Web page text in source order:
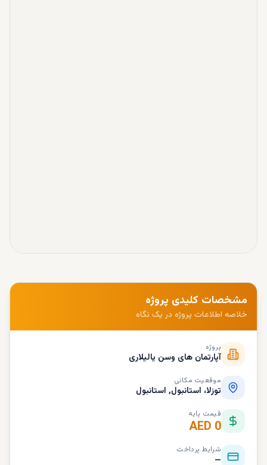
مشخصات کلیدی پروژه
خلاصه اطلاعات پروژه در یک نگاه
پروژه
آپارتمان های وسن یالیلاری
موقعیت مکانی
توزلا، استانبول, استانبول
قیمت پایه
AED 0
شرایط پرداخت
—